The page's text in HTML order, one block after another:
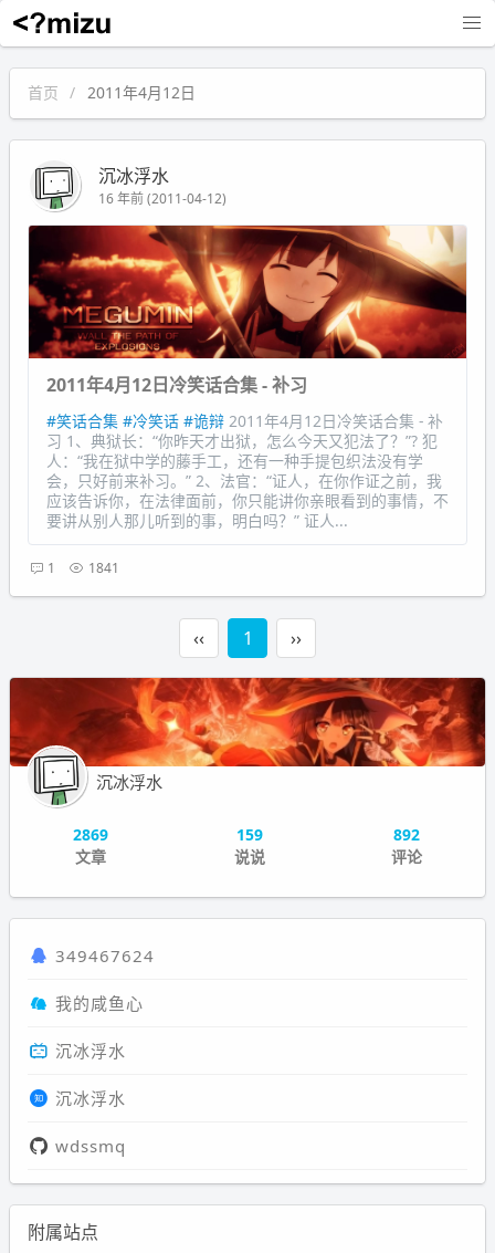
沉冰浮水
首页 2011年4月12日
沉冰浮水
16 年前 (2011-04-12)
2011年4月12日冷笑话合集 - 补习
#笑话合集 #冷笑话 #诡辩 2011年4月12日冷笑话合集 - 补
习 1、典狱长：“你昨天才出狱，怎么今天又犯法了？”? 犯
人：“我在狱中学的藤手工，还有一种手提包织法没有学
会，只好前来补习。” 2、法官：“证人，在你作证之前，我
应该告诉你，在法律面前，你只能讲你亲眼看到的事情，不
要讲从别人那儿听到的事，明白吗？” 证人...
1 1841
‹‹ 1 ››
沉冰浮水
2869
文章
159
说说
892
评论
349467624
我的咸鱼心
沉冰浮水
沉冰浮水
wdssmq
附属站点